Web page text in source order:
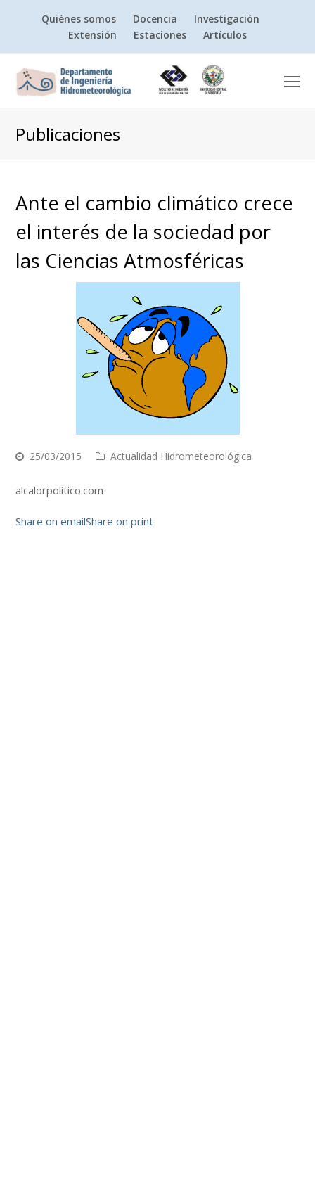
Quiénes somos Docencia
Investigación
Extensión
Estaciones Artículos
Publicaciones
Ante el cambio climático crece
el interés de la sociedad por
las Ciencias Atmosféricas
25/03/2015 Actualidad Hidrometeorológica
alcalorpolitico.com
Share on emailShare on print